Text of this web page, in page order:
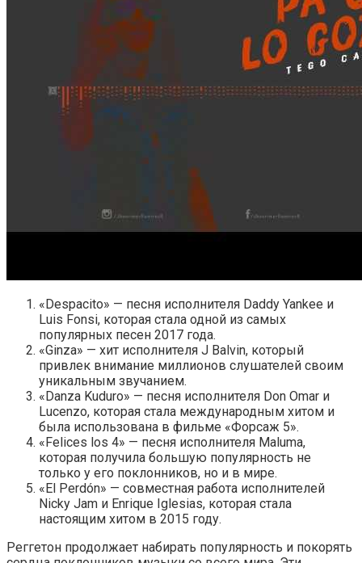
«Despacito» — песня исполнителя Daddy Yankee и
Luis Fonsi, которая стала одной из самых
популярных песен 2017 года.
«Ginza» — хит исполнителя J Balvin, который
привлек внимание миллионов слушателей своим
уникальным звучанием.
«Danza Kuduro» — песня исполнителя Don Omar и
Lucenzo, которая стала международным хитом и
была использована в фильме «Форсаж 5».
«Felices los 4» — песня исполнителя Maluma,
которая получила большую популярность не
только у его поклонников, но и в мире.
«El Perdón» — совместная работа исполнителей
Nicky Jam и Enrique Iglesias, которая стала
настоящим хитом в 2015 году.
Реггетон продолжает набирать популярность и покорять